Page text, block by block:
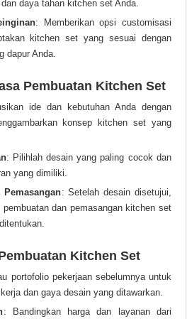
daya tahan kitchen set Anda.
: Memberikan opsi customisasi
kitchen set yang sesuai dengan
dapur Anda.
Pembuatan Kitchen Set
ide dan kebutuhan Anda dengan
konsep kitchen set yang
: Pilihlah desain yang paling cocok dan
yang dimiliki.
Pemasangan: Setelah desain disetujui,
dan pemasangan kitchen set
Kitchen Set
portofolio pekerjaan sebelumnya untuk
dan gaya desain yang ditawarkan.
: Bandingkan harga dan layanan dari